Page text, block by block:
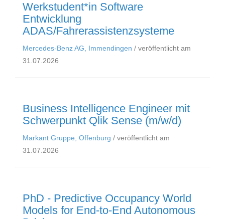
Werkstudent*in Software
Entwicklung
ADAS/Fahrerassistenzsysteme
Mercedes-Benz AG, Immendingen / veröffentlicht am
31.07.2026
Business Intelligence Engineer mit
Schwerpunkt Qlik Sense (m/w/d)
Markant Gruppe, Offenburg / veröffentlicht am
31.07.2026
PhD - Predictive Occupancy World
Models for End-to-End Autonomous